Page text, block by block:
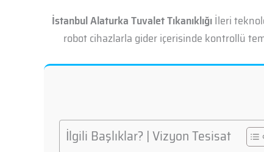
İstanbul Alaturka Tuvalet Tıkanıklığıİleri
robot cihazlarla gider içerisinde kontrollü
İlgili Başlıklar? | Vizyon Tesisat